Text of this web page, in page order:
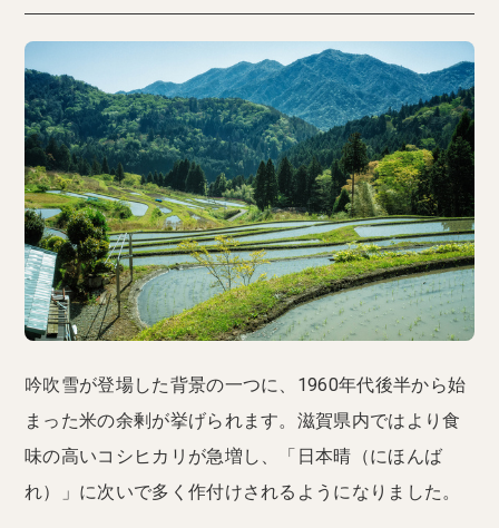
吟吹雪が登場した背景の一つに、1960年代後半から始
まった米の余剰が挙げられます。滋賀県内ではより食
味の高いコシヒカリが急増し、「日本晴（にほんば
れ）」に次いで多く作付けされるようになりました。